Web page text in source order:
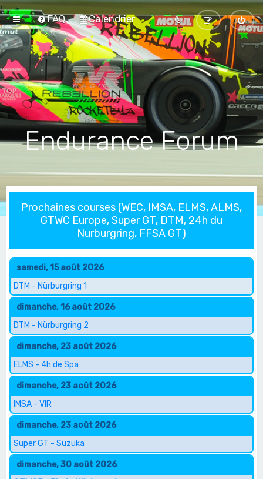
FAQ Calendrier
Endurance Forum
Prochaines courses (WEC, IMSA, ELMS, ALMS,
GTWC Europe, Super GT, DTM, 24h du
Nurburgring, FFSA GT)
samedi, 15 août 2026
DTM - Nürburgring 1
dimanche, 16 août 2026
DTM - Nürburgring 2
dimanche, 23 août 2026
ELMS - 4h de Spa
dimanche, 23 août 2026
IMSA - VIR
dimanche, 23 août 2026
Super GT - Suzuka
dimanche, 30 août 2026